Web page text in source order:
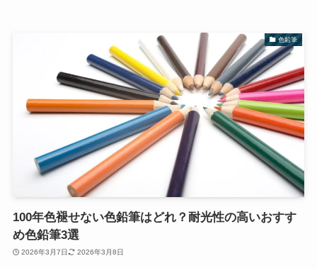
色鉛筆
100年色褪せない色鉛筆はどれ？耐光性の高いおすす
め色鉛筆3選
2026年3月7日 2026年3月8日